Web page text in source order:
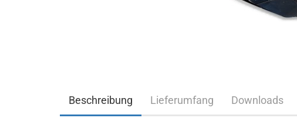
Beschreibung Lieferumfang Downloads